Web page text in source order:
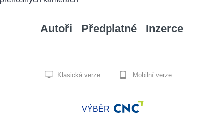
Autoři Předplatné Inzerce
Klasická verze Mobilní verze
VÝBĚR